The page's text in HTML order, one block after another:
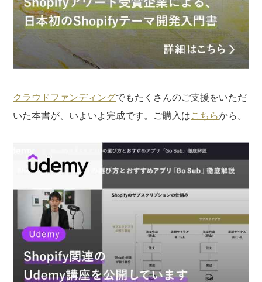
クラウドファンディングでもたくさんのご支援をいただ
いた本書が、いよいよ完成です。ご購入はこちらから。